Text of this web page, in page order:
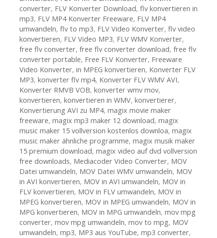
converter, FLV Konverter Download, flv konvertieren in
mp3, FLV MP4 Konverter Freeware, FLV MP4
umwandeln, flv to mp3, FLV Video Konverter, flv video
konvertieren, FLV Video MP3, FLV WMV Konverter,
free flv converter, free flv converter download, free flv
converter portable, Free FLV Konverter, Freeware
Video Konverter, in MPEG konvertieren, Konverter FLV
MP3, konverter flv mp4, Konverter FLV WMV AVI,
Konverter RMVB VOB, konverter wmv mov,
konvertieren, konvertieren in WMV, konvertierer,
Konvertierung AVI zu MP4, magix movie maker
freeware, magix mp3 maker 12 download, magix
music maker 15 vollversion kostenlos downloa, magix
music maker ähnliche programme, magix musik maker
15 premium download, magix video auf dvd vollversion
free downloads, Mediacoder Video Converter, MOV
Datei umwandeln, MOV Datei WMV umwandeln, MOV
in AVI konvertieren, MOV in AVI umwandeln, MOV in
FLV konvertieren, MOV in FLV umwandeln, MOV in
MPEG konvertieren, MOV in MPEG umwandeln, MOV in
MPG konvertieren, MOV in MPG umwandeln, mov mpg
converter, mov mpg umwandeln, mov to mpg, MOV
umwandeln, mp3, MP3 aus YouTube, mp3 converter,